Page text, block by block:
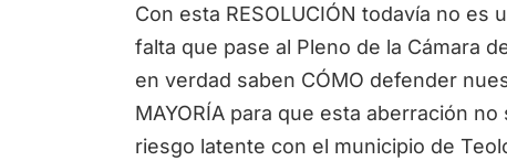
Con esta RESOLUCIÓN todavía no
falta que pase al Pleno de la Cámara
en verdad saben CÓMO defender
MAYORÍA para que esta aberración
riesgo latente con el municipio de